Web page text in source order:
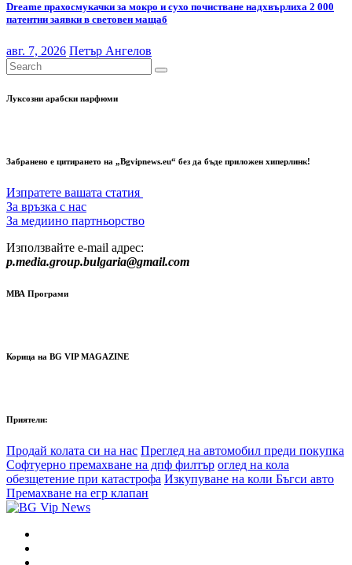
Dreame прахосмукачки за мокро и сухо почистване надхвърлиха 2 000
патентни заявки в световен мащаб
авг. 7, 2026 Петър Ангелов
Луксозни арабски парфюми
Забранено е цитирането на „Bgvipnews.eu“ без да бъде приложен хиперлинк!
Изпратете вашата статия
За връзка с нас
За медиино партньорство
Използвайте e-mail адрес:
p.media.group.bulgaria@gmail.com
МВА Програми
Корица на BG VIP MAGAZINE
Приятели:
Продай колата си на нас Преглед на автомобил преди покупка
Софтуерно премахване на дпф филтър оглед на кола
обезщетение при катастрофа Изкупуване на коли Бъгси авто
Премахване на егр клапан